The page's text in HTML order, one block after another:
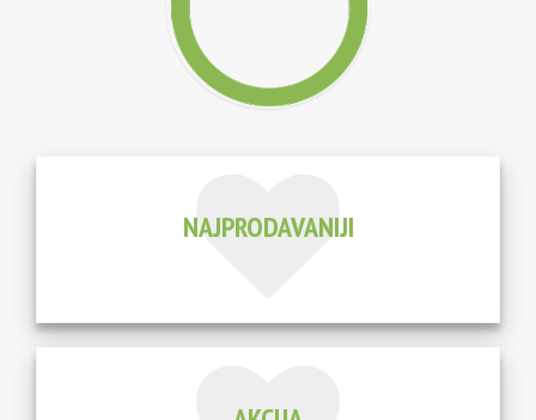
NAJPRODAVANIJI